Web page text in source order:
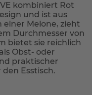
kombiniert Rot
und ist aus
Melone, zieht
Durchmesser von
bietet sie reichlich
Obst- oder
praktischer
Esstisch.